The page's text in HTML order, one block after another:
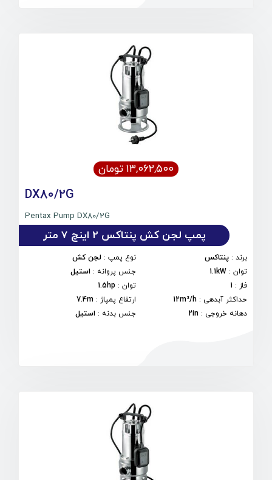
۱۳,۰۶۲,۵۰۰ تومان
DX80/2G
Pentax Pump DX80/2G
پمپ لجن کش پنتاکس 2 اینچ 7 متر
برند : پنتاکس نوع پمپ: لجن کش
توان :
1.1kW جنس پروانه : استیل
فاز :
1 توان:
1.5hp
حداکثر آبدهی :
12m³/h ارتفاع پمپاژ :
7.4m
دهانه خروجی :
2in جنس بدنه : استیل